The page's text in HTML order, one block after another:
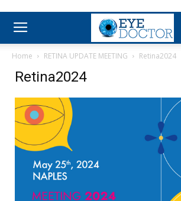
Home RETINA UPDATE MEETING Retina2024
Retina2024